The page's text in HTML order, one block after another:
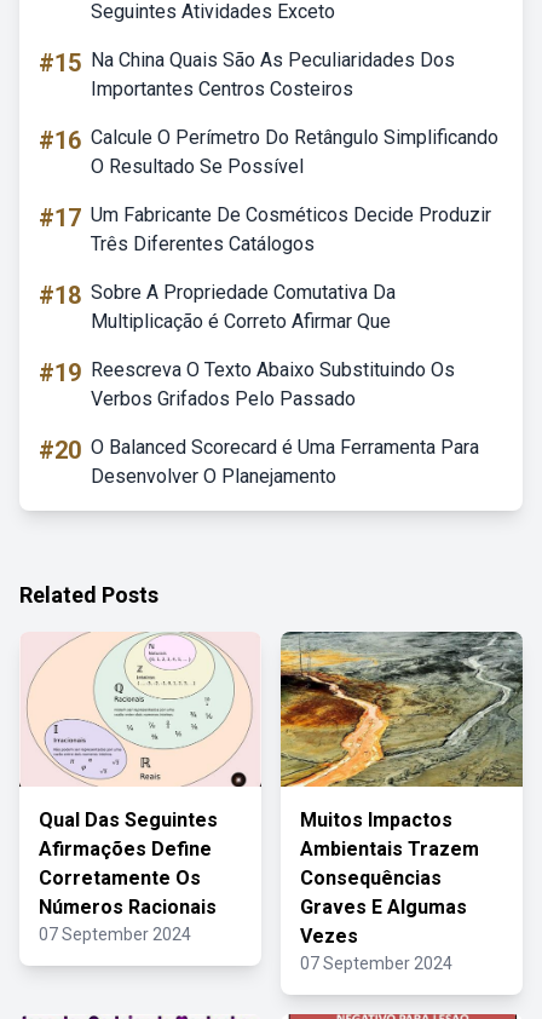
Seguintes Atividades Exceto
#15 Na China Quais São As Peculiaridades Dos
Importantes Centros Costeiros
#16 Calcule O Perímetro Do Retângulo Simplificando
O Resultado Se Possível
#17 Um Fabricante De Cosméticos Decide Produzir
Três Diferentes Catálogos
#18 Sobre A Propriedade Comutativa Da
Multiplicação é Correto Afirmar Que
#19 Reescreva O Texto Abaixo Substituindo Os
Verbos Grifados Pelo Passado
#20 O Balanced Scorecard é Uma Ferramenta Para
Desenvolver O Planejamento
Related Posts
Qual Das Seguintes
Afirmações Define
Corretamente Os
Números Racionais
07 September 2024
Muitos Impactos
Ambientais Trazem
Consequências
Graves E Algumas
Vezes
07 September 2024